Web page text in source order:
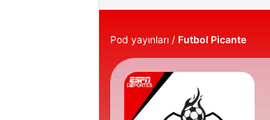
Pod yayınları Futbol Picante